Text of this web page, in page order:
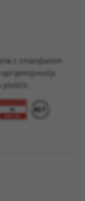
z zmanjšanim